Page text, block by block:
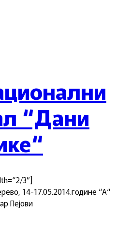
“Дани
3″]
14-17.05.2014.године “А“
Пејови